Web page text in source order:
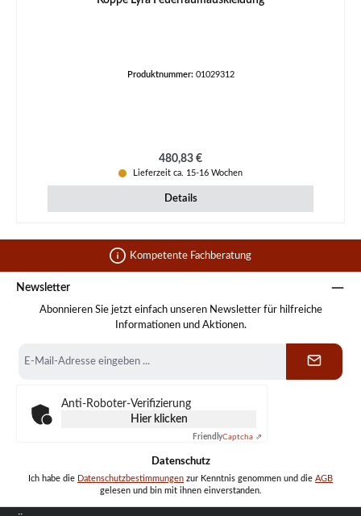
Produktnummer: 01029312
Regulärer Preis:
480,83 €
Lieferzeit ca. 15-16 Wochen
Details
Kompetente Fachberatung
Newsletter
Abonnieren Sie jetzt einfach unseren Newsletter für hilfreiche
Informationen und Aktionen.
Mail-
Anti-Roboter-Verifizierung
Hier klicken
FriendlyCaptcha ⇗
Datenschutz
Ich habe die Datenschutzbestimmungen zur Kenntnis genommen und die AGB
gelesen und bin mit ihnen einverstanden.